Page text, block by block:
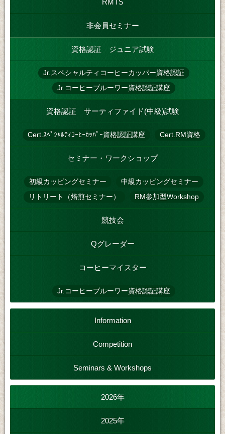
RMTS
非会員セミナー
資格認証 ジュニア試験
Jr.スペシャルティコーヒーカッパー資格認証
Jr.コーヒーブルーワー資格認証講座
資格認証 サーティファイド(中級)試験
Cert.ｽﾍﾟｼｬﾙﾃｨｺｰﾋｰｶｯﾊﾟｰ資格認証講座 Cert.RM資格
セミナー・ワークショップ
初級カッピングセミナー
中級カッピングセミナー
リトリート（焙煎セミナー）
RM参加型Workshop
競技会
Qグレーダー
コーヒーマイスター
Jr.コーヒーブルーワー資格認証講座
Information
Competition
Seminars & Workshops
2026年
2025年